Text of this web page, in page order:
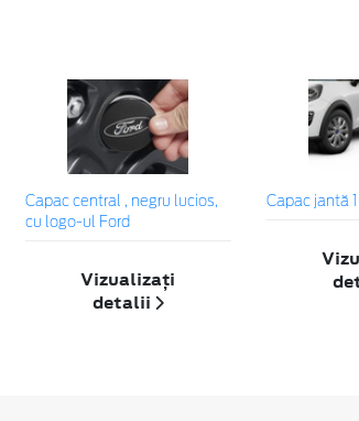
Capac central , negru lucios,
cu logo-ul Ford
Vizualizați
detalii
Capac jantă